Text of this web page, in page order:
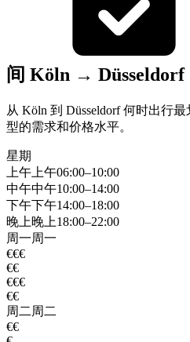
间 Köln → Düsseldorf
从 Köln 到 Düsseldorf 何时出行
型的需求和价格水平。
星期
上午 上午06:00–10:00
中午中午10:00–14:00
下午下午14:00–18:00
晚上晚上18:00–22:00
周一周一
€€€
€€
€€€
€€
周二 周二
€€